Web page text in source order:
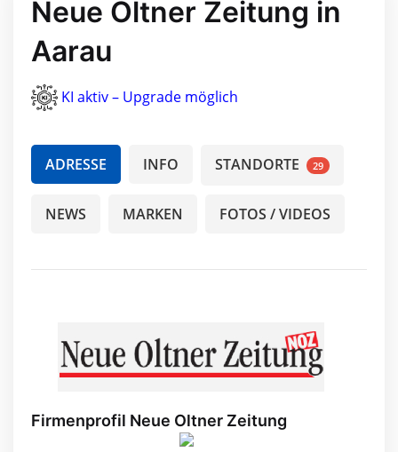
Neue Oltner Zeitung in
Aarau
KI aktiv – Upgrade möglich
ADRESSE INFO STANDORTE 29
NEWS MARKEN FOTOS / VIDEOS
Firmenprofil Neue Oltner Zeitung